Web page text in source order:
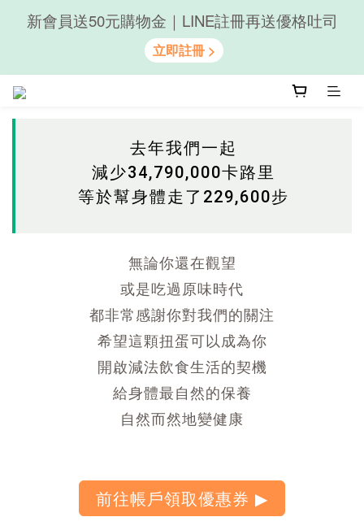
隨心享受｜貝果任選6組$899
新會員送50元購物金｜LINE註冊再送優格吐司
去年我們一起
減少34,790,000卡路里
等於幫身體走了229,600步
無論你還在觀望
或是吃過原味時代
都非常感謝你對我們的關注
希望這顆扭蛋可以成為你
開啟減法飲食生活的契機
給身體最自然的保養
自然而然地變健康